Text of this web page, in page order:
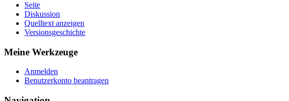
Seite
Diskussion
Quelltext anzeigen
Versionsgeschichte
Meine Werkzeuge
Anmelden
Benutzerkonto beantragen